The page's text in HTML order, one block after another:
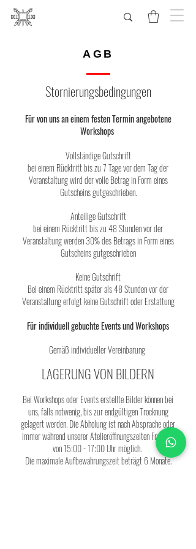
AGB
Stornierungsbedingungen
Für von uns an einem festen Termin angebotene
Workshops
Vollständige Gutschrift
bei einem Rücktritt bis zu 7 Tage vor dem Tag der
Veranstaltung wird der volle Betrag in Form eines
Gutscheins gutgeschrieben.
Anteilige Gutschrift
bei einem Rücktritt bis zu 48 Stunden vor der
Veranstaltung werden 30% des Betrags in Form eines
Gutscheins gutgeschrieben
Keine Gutschrift
Bei einem Rücktritt später als 48 Stunden vor der
Veranstaltung erfolgt keine Gutschrift oder Erstattung
Für individuell gebuchte Events und Workshops
Gemäß individueller Vereinbarung
LAGERUNG VON BILDERN
Bei Workshops oder Events erstellte Bilder können bei
uns, falls notwenig, bis zur endgültigen Trocknung
gelagert werden. Die Abholung ist nach Absprache oder
immer während unserer Atelieröffnungszeiten Freitags
von 15:00 - 17:00 Uhr möglich.
Die maximale Aufbewahrungszeit beträgt 6 Monate.